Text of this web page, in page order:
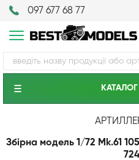
097 677 68 77
Збірна модель 1/72 Mk.61